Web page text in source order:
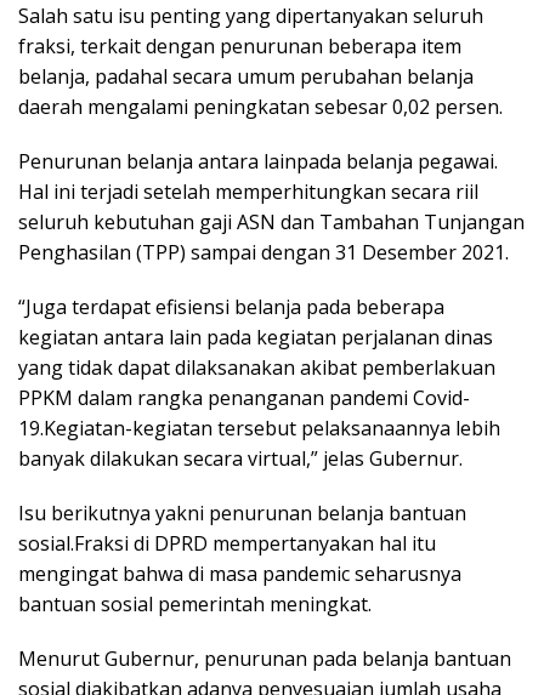
Salah satu isu penting yang dipertanyakan seluruh
fraksi, terkait dengan penurunan beberapa item
belanja, padahal secara umum perubahan belanja
daerah mengalami peningkatan sebesar 0,02 persen.
Penurunan belanja antara lainpada belanja pegawai.
Hal ini terjadi setelah memperhitungkan secara riil
seluruh kebutuhan gaji ASN dan Tambahan Tunjangan
Penghasilan (TPP) sampai dengan 31 Desember 2021.
“Juga terdapat efisiensi belanja pada beberapa
kegiatan antara lain pada kegiatan perjalanan dinas
yang tidak dapat dilaksanakan akibat pemberlakuan
PPKM dalam rangka penanganan pandemi Covid-
19.Kegiatan-kegiatan tersebut pelaksanaannya lebih
banyak dilakukan secara virtual,” jelas Gubernur.
Isu berikutnya yakni penurunan belanja bantuan
sosial.Fraksi di DPRD mempertanyakan hal itu
mengingat bahwa di masa pandemic seharusnya
bantuan sosial pemerintah meningkat.
Menurut Gubernur, penurunan pada belanja bantuan
sosial diakibatkan adanya penyesuaian jumlah usaha